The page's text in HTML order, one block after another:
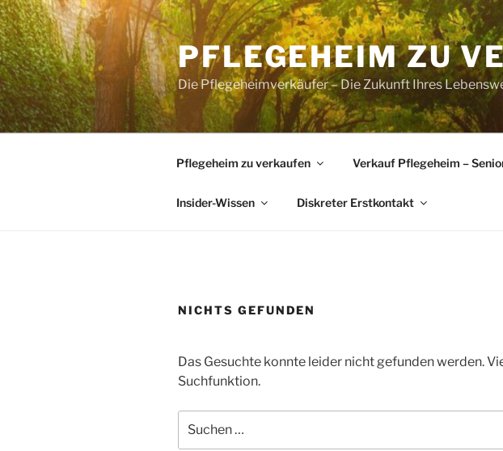
Zum
Inhalt
springen
PFLEGEHEIM ZU
Die Pflegeheimverkäufer – Die Zukunft Ihres
Pflegeheim zu verkaufen Verkauf Pflegeheim –
Insider-Wissen Diskreter Erstkontakt
NICHTS GEFUNDEN
Das Gesuchte konnte leider nicht gefunden werden.
Suchfunktion.
nach: